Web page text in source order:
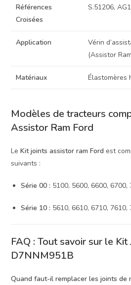
Références
Croisées
S.51206,
Application
Vérin
(Assistor
Matériaux Élastomères
Modèles de tracteurs
Assistor Ram Ford
LeKit joints assistor ram Ford est
suivants :
Série 00 : 5100, 5600, 6600, 6700,
Série 10 : 5610, 6610, 6710,
FAQ : Tout savoir sur le Kit
D7NNM951B
Quand faut-il remplacer les joints de